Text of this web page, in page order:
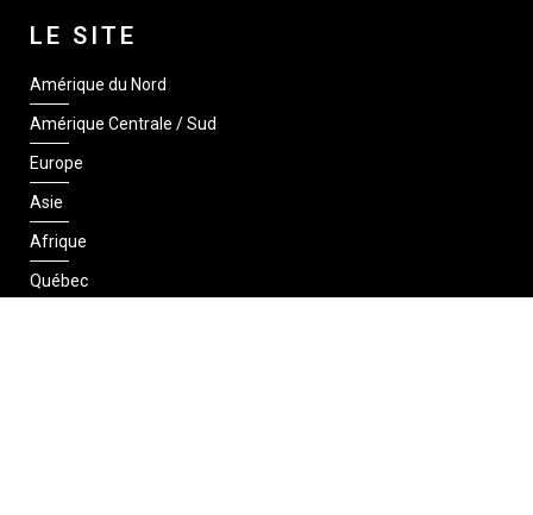
LE SITE
Amérique du Nord
Amérique Centrale / Sud
Europe
Asie
Afrique
Québec